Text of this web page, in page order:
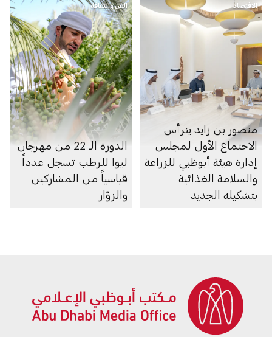
الإلكترونية
الاقتصاد
منصور بن زايد يترأس
الاجتماع الأول لمجلس
إدارة هيئة أبوظبي للزراعة
والسلامة الغذائية
بتشكيله الجديد
الفن والثقافة
الدورة الـ 22 من مهرجان
ليوا للرطب تسجل عدداً
قياسياً من المشاركين
والزوّار